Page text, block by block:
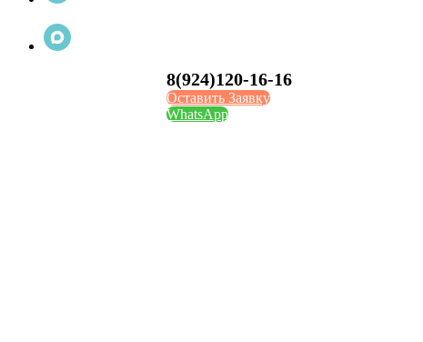
8(924)120-16-16
Оставить Заявку
WhatsApp